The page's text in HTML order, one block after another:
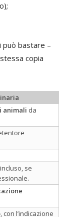
può bastare –
copia
animali da
se
, con l’indicazione